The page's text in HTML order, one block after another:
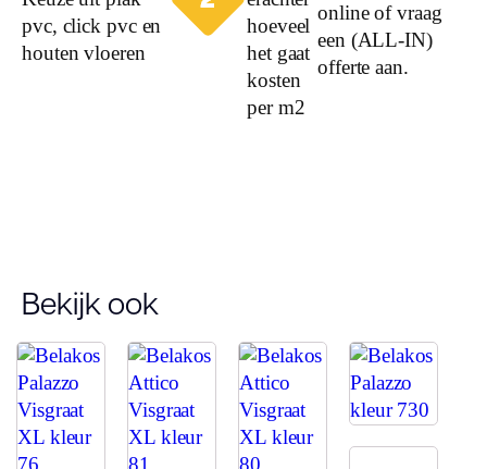
pvc, click pvc en
houten vloeren
hoeveel
het gaat
kosten
per m2
online of vraag
een (ALL-IN)
offerte aan.
Bekijk ook